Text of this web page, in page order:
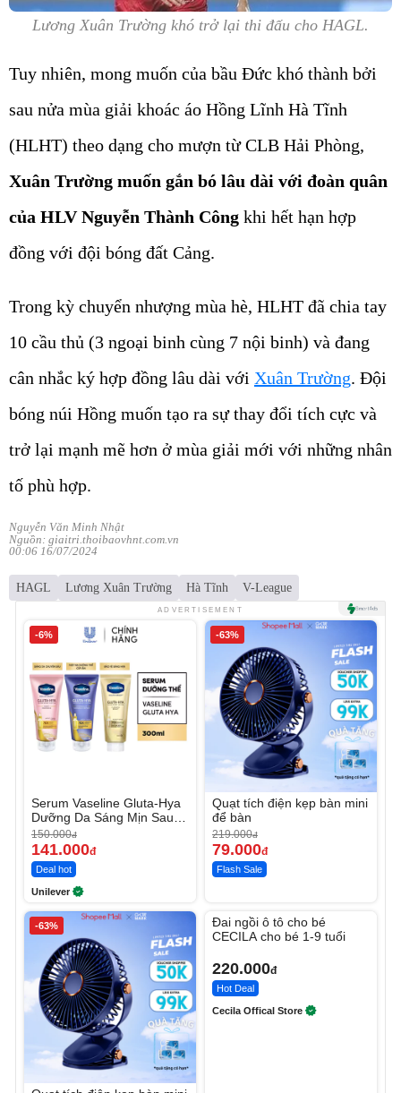
Lương Xuân Trường khó trở lại thi đấu cho HAGL.
Tuy nhiên, mong muốn của bầu Đức khó thành bởi
sau nửa mùa giải khoác áo Hồng Lĩnh Hà Tĩnh
(HLHT) theo dạng cho mượn từ CLB Hải Phòng,
Xuân Trường muốn gắn bó lâu dài với đoàn quân
của HLV Nguyễn Thành Công khi hết hạn hợp
đồng với đội bóng đất Cảng.
Trong kỳ chuyển nhượng mùa hè, HLHT đã chia tay
10 cầu thủ (3 ngoại binh cùng 7 nội binh) và đang
cân nhắc ký hợp đồng lâu dài với Xuân Trường. Đội
bóng núi Hồng muốn tạo ra sự thay đổi tích cực và
trở lại mạnh mẽ hơn ở mùa giải mới với những nhân
tố phù hợp.
Nguyễn Văn Minh Nhật
Nguồn: giaitri.thoibaovhnt.com.vn
00:06 16/07/2024
HAGL Lương Xuân Trường Hà Tĩnh V-League
ADVERTISEMENT
-6%
Serum Vaseline Gluta-Hya
Dưỡng Da Sáng Mịn Sau 7
Ngày
150.000đ
141.000đ
Deal hot
Unilever
-63%
Quạt tích điện kẹp bàn mini
để bàn
219.000đ
79.000đ
Flash Sale
-63%
Đai ngồi ô tô cho bé
CECILA cho bé 1-9 tuổi
220.000đ
Hot Deal
Cecila Offical Store